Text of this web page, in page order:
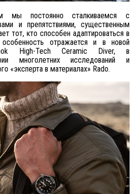
постоянно сталкиваемся с
и препятствиями, существенным
тот, кто способен адаптироваться в
отражается и в новой
High-Tech Ceramic Diver, в
многолетних исследований и
«эксперта в материалах» Rado.